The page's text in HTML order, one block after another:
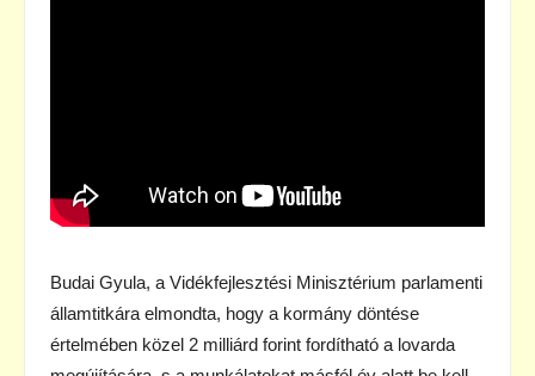
Budai Gyula, a Vidékfejlesztési Minisztérium parlamenti
államtitkára elmondta, hogy a kormány döntése
értelmében közel 2 milliárd forint fordítható a lovarda